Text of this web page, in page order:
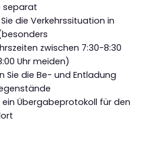
separat
die Verkehrssituation in
zwischen 7:30-8:30
Uhr meiden)
Sie die Be- und Entladung
ein Übergabeprotokoll für den